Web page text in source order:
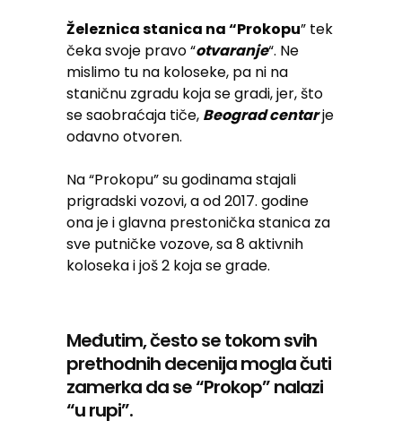
Železnica stanica na “Prokopu” tek
čeka svoje pravo “otvaranje“. Ne
mislimo tu na koloseke, pa ni na
staničnu zgradu koja se gradi, jer, što
se saobraćaja tiče, Beograd centarje
odavno otvoren.
Na “Prokopu” su godinama stajali
prigradski vozovi, a od 2017. godine
ona je i glavna prestonička stanica za
sve putničke vozove, sa 8 aktivnih
koloseka i još 2 koja se grade.
Međutim, često se tokom svih
prethodnih decenija mogla čuti
zamerka da se “Prokop” nalazi
“u rupi”.